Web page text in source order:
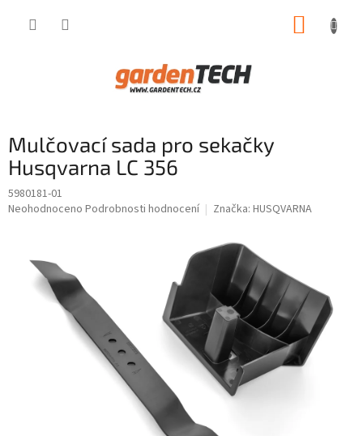
Mulčovací sada pro sekačky
Husqvarna LC 356
5980181-01
Průměrné
Neohodnoceno Podrobnosti hodnocení Značka: HUSQVARNA